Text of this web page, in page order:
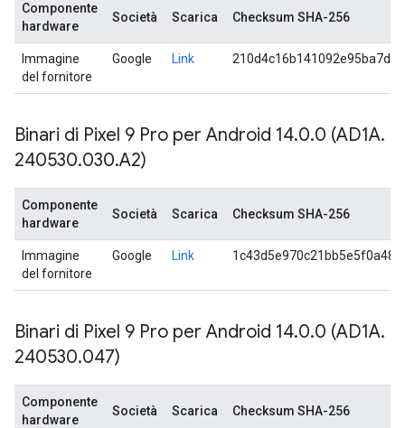
Componente
hardware
Società Scarica Checksum SHA-256
Immagine
del fornitore
Google Link
Binari di Pixel 9 Pro per Android 14.0.0 (AD1A.
240530.030.A2)
Componente
hardware
Società Scarica Checksum SHA-256
Immagine
del fornitore
Google Link
Binari di Pixel 9 Pro per Android 14.0.0 (AD1A.
240530.047)
Componente
hardware
Società Scarica Checksum SHA-256